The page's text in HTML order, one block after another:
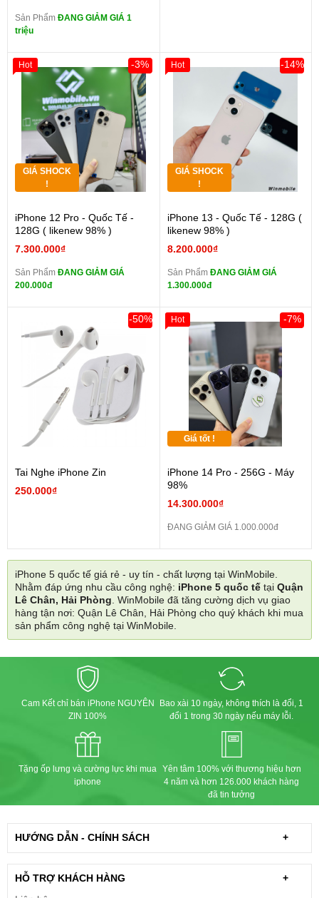
Sản Phẩm ĐANG GIẢM GIÁ 1
triệu
GIÁ SHOCK
!
iPhone 12 Pro - Quốc Tế -
128G ( likenew 98% )
7.300.000₫
-3%
Sản Phẩm ĐANG GIẢM GIÁ
200.000đ
Hot
GIÁ SHOCK
!
iPhone 13 - Quốc Tế - 128G (
likenew 98% )
8.200.000₫
-14%
Sản Phẩm ĐANG GIẢM GIÁ
1.300.000đ
Hot
Tai Nghe iPhone Zin
250.000₫
-50%
Giá tốt !
iPhone 14 Pro - 256G - Máy
98%
14.300.000₫
-7%
ĐANG GIẢM GIÁ 1.000.000đ
Hot
iPhone 5 quốc tế giá rẻ - uy tín - chất lượng tại WinMobile.
Nhằm đáp ứng nhu cầu công nghệ: iPhone 5 quốc tế tại Quận
Lê Chân, Hải Phòng. WinMobile đã tăng cường dịch vụ giao
hàng tận nơi: Quận Lê Chân, Hải Phòng cho quý khách khi mua
sản phẩm công nghệ tại WinMobile.
Cam Kết chỉ bán iPhone NGUYÊN
ZIN 100%
Bao xài 10 ngày, không thích là đổi, 1
đổi 1 trong 30 ngày nếu máy lỗi.
Tặng ốp lưng và cường lực khi mua
iphone
Yên tâm 100% với thương hiệu hơn
4 năm và hơn 126.000 khách hàng
đã tin tưởng
HƯỚNG DẪN - CHÍNH SÁCH +
HỖ TRỢ KHÁCH HÀNG
+